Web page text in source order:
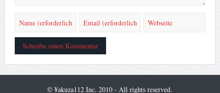
© ¥akuza112 Inc. 2010 - All rights reserved.